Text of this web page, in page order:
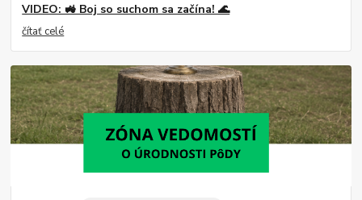
VIDEO: 🚜 Boj so suchom sa začína! 🌊
čítať celé